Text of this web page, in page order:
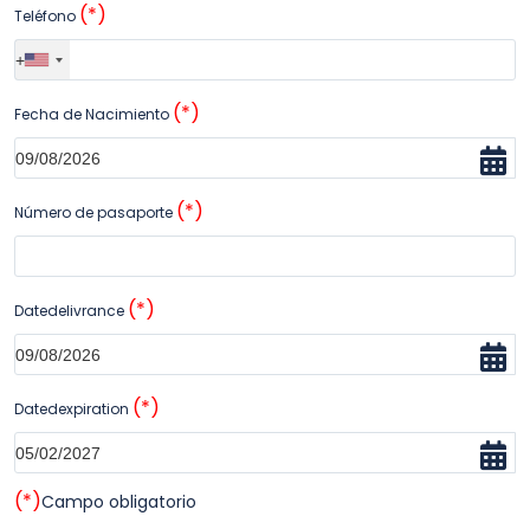
Teléfono (*)
Fecha de Nacimiento (*)
Número de pasaporte (*)
Datedelivrance (*)
Datedexpiration (*)
(*)Campo obligatorio